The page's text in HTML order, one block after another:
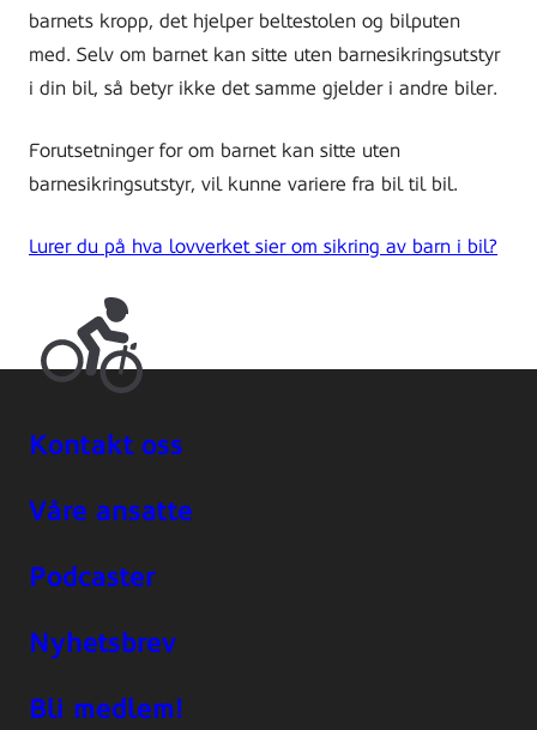
barnets kropp, det hjelper beltestolen og bilputen
med. Selv om barnet kan sitte uten barnesikringsutstyr
i din bil, så betyr ikke det samme gjelder i andre biler.
Forutsetninger for om barnet kan sitte uten
barnesikringsutstyr, vil kunne variere fra bil til bil.
Lurer du på hva lovverket sier om sikring av barn i bil?
Kontakt oss
Våre ansatte
Podcaster
Nyhetsbrev
Bli medlem!